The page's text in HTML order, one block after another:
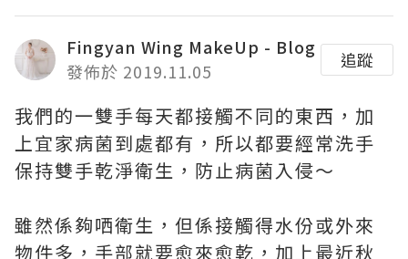
Fingyan Wing MakeUp - Blog
發佈於 2019.11.05
追蹤
我們的一雙手每天都接觸不同的東西，加
上宜家病菌到處都有，所以都要經常洗手
保持雙手乾淨衛生，防止病菌入侵～
雖然係夠哂衛生，但係接觸得水份或外來
物件多，手部就要愈來愈乾，加上最近秋